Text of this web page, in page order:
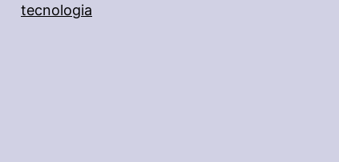
tecnologia